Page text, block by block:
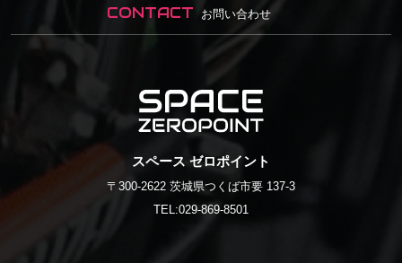
CONTACT お問い合わせ
SPACE
ZEROPOINT
スペース ゼロポイント
〒300-2622 茨城県つくば市要 137-3
TEL:029-869-8501